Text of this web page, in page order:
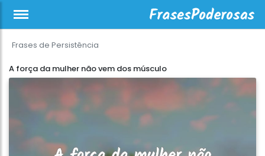
Frases de Persistência
A força da mulher não vem dos músculo